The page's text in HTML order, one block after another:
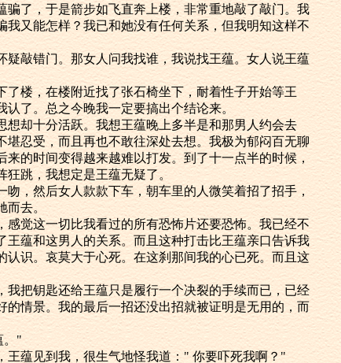
了，于是箭步如飞直奔上楼，非常重地敲了敲门。我
又能怎样？我已和她没有任何关系，但我明知这样不
敲错门。那女人问我找谁，我说找王蕴。女人说王蕴
楼，在楼附近找了张石椅坐下，耐着性子开始等王
了。总之今晚我一定要搞出个结论来。
十分活跃。我想王蕴晚上多半是和那男人约会去
忍受，而且再也不敢往深处去想。我极为郁闷百无聊
的时间变得越来越难以打发。到了十一点半的时候，
跳，我想定是王蕴无疑了。
然后女人款款下车，朝车里的人微笑着招了招手，
去。
觉这一切比我看过的所有恐怖片还要恐怖。我已经不
蕴和这男人的关系。而且这种打击比王蕴亲口告诉我
识。哀莫大于心死。在这刹那间我的心已死。而且这
把钥匙还给王蕴只是履行一个决裂的手续而已，已经
情景。我的最后一招还没出招就被证明是无用的，而
。"
见到我，很生气地怪我道：" 你要吓死我啊？"